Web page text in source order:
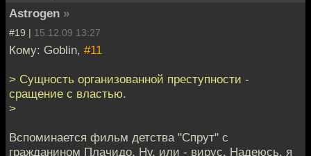
Astrogen »
#19 | 15.12.09 13:27
Кому: Goblin, #11
> Сущность организованной преступности -
сращение с властью.
>
Вспоминается фильм детства "Спрут" с
гражданином Плачидо. Ну, или - вирус. Надеюсь, я